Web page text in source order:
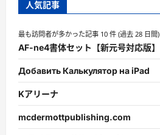
人気記事
最も訪問者が多かった記事 10 件 (過去 28 日間)
AF-ne4書体セット【新元号対応版】
Добавить Калькулятор на iPad
Kアリーナ
mcdermottpublishing.com